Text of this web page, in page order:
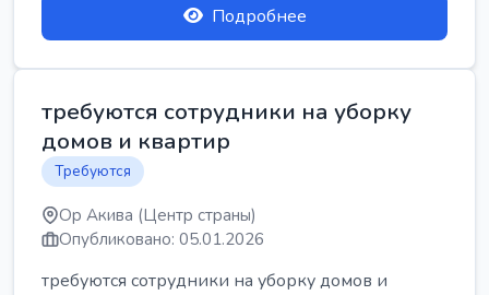
Подробнее
требуются сотрудники на уборку
домов и квартир
Требуются
Ор Акива (Центр страны)
Опубликовано: 05.01.2026
требуются сотрудники на уборку домов и